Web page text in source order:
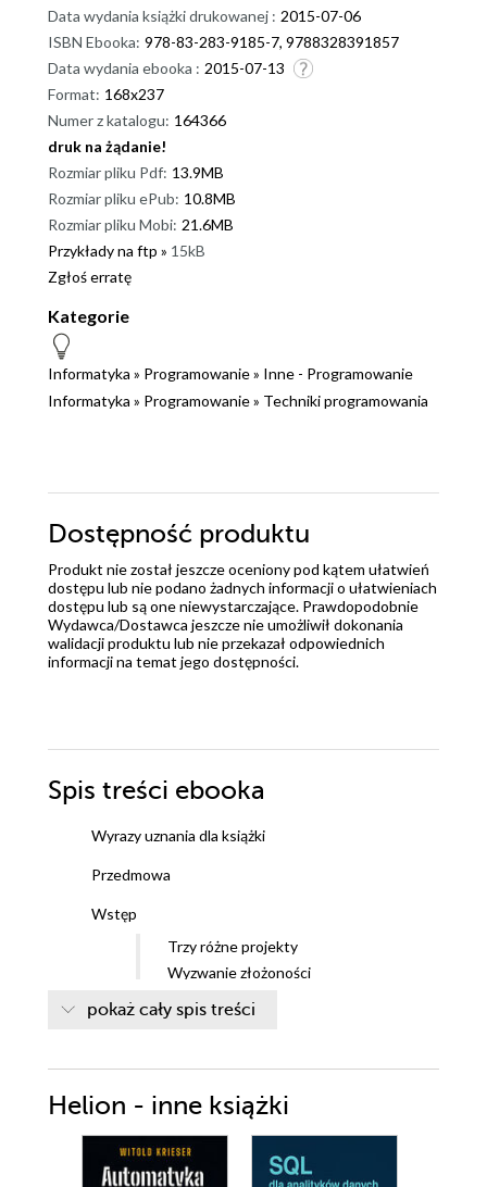
Data wydania książki drukowanej : 2015-07-06
ISBN Ebooka: 978-83-283-9185-7, 9788328391857
Data wydania ebooka : 2015-07-13
Format: 168x237
Numer z katalogu: 164366
druk na żądanie!
Rozmiar pliku Pdf: 13.9MB
Rozmiar pliku ePub: 10.8MB
Rozmiar pliku Mobi: 21.6MB
Przykłady na ftp » 15kB
Zgłoś erratę
Kategorie
Informatyka » Programowanie» Inne - Programowanie
Informatyka » Programowanie» Techniki programowania
Dostępność produktu
Produkt nie został jeszcze oceniony pod kątem ułatwień
dostępu lub nie podano żadnych informacji o ułatwieniach
dostępu lub są one niewystarczające. Prawdopodobnie
Wydawca/Dostawca jeszcze nie umożliwił dokonania
walidacji produktu lub nie przekazał odpowiednich
informacji na temat jego dostępności.
Spis treści ebooka
Wyrazy uznania dla książki
Przedmowa
Wstęp
Trzy różne projekty
Wyzwanie złożoności
Proces projektowania a implementacja
Struktura książki
Podziękowania
I Zastosowanie modelu dziedziny
Przydatność modelu w projektowaniu
pokaż cały spis treści
Helion - inne książki